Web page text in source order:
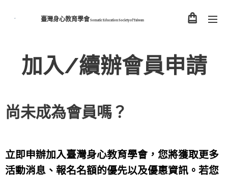
臺灣身心教育學會Somatic Education Society ofTaiwan
加入/續辦會員申請
尚未成為會員嗎？
立即申辦加入臺灣身心教育學會，您將獲取更多
活動消息、報名名額的優先以及優惠資訊。若您